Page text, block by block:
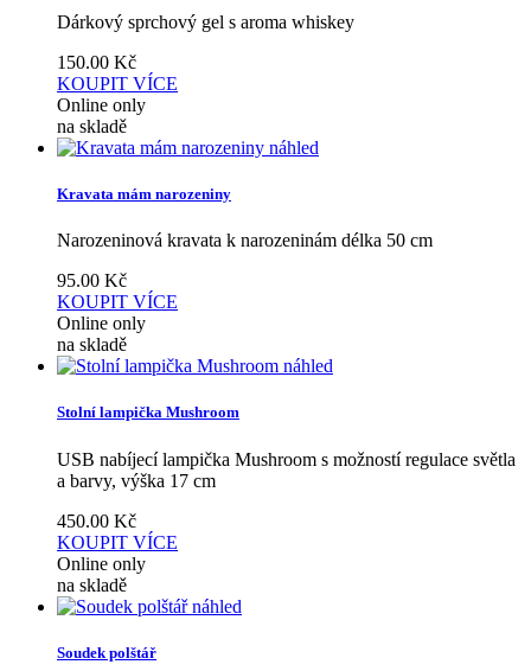
Dárkový sprchový gel s aroma whiskey
150.00 Kč
KOUPIT VÍCE
Online only
na skladě
náhled
Kravata mám narozeniny
Narozeninová kravata k narozeninám délka 50 cm
95.00 Kč
KOUPIT VÍCE
Online only
na skladě
náhled
Stolní lampička Mushroom
USB nabíjecí lampička Mushroom s možností regulace světla
a barvy, výška 17 cm
450.00 Kč
KOUPIT VÍCE
Online only
na skladě
náhled
Soudek polštář